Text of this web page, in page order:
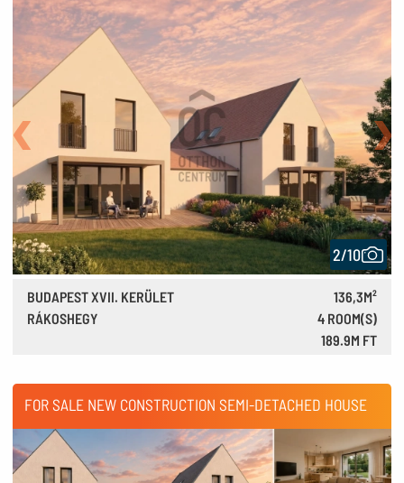
Back
2/10
BUDAPEST XVII. KERÜLET
136,3M²
RÁKOSHEGY
4 ROOM(S)
189.9M FT
FOR SALE NEW CONSTRUCTION SEMI-DETACHED HOUSE